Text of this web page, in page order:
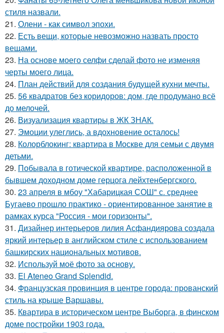
стиля назвали.
21. Олени - как символ эпохи.
22. Есть вещи, которые невозможно назвать просто
вещами.
23. На основе моего селфи сделай фото не изменяя
черты моего лица.
24. План действий для создания будущей кухни мечты.
25. 56 квадратов без коридоров: дом, где продумано всё
до мелочей.
26. Визуализация квартиры в ЖК ЗНАК.
27. Эмоции улеглись, а вдохновение осталось!
28. Колорблокинг: квартира в Москве для семьи с двумя
детьми.
29. Побывала в готической квартире, расположенной в
бывшем доходном доме герцога лейхтенбергского.
30. 23 апреля в мбоу "Хабарицкая СОШ" с. среднее
Бугаево прошло практико - ориентированное занятие в
рамках курса "Россия - мои горизонты".
31. Дизайнер интерьеров лилия Асфандиярова создала
яркий интерьер в английском стиле с использованием
башкирских национальных мотивов.
32. Используй моё фото за основу.
33. El Ateneo Grand Splendid.
34. Французская провинция в центре города: прованский
стиль на крыше Варшавы.
35. Квартира в историческом центре Выборга, в финском
доме постройки 1903 года.